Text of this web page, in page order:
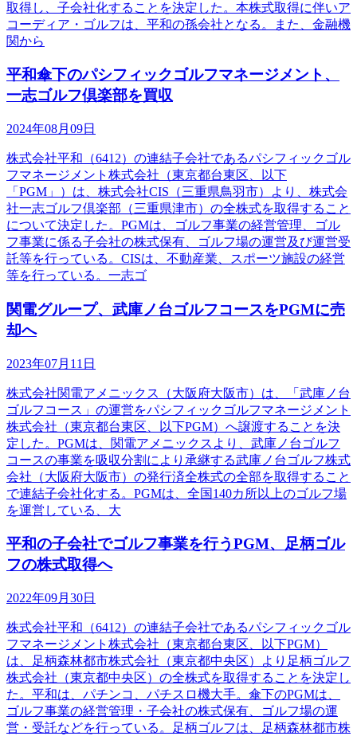
取得し、子会社化することを決定した。本株式取得に伴いア
コーディア・ゴルフは、平和の孫会社となる。また、金融機
関から
平和傘下のパシフィックゴルフマネージメント、
一志ゴルフ倶楽部を買収
2024年08月09日
株式会社平和（6412）の連結子会社であるパシフィックゴル
フマネージメント株式会社（東京都台東区、以下
「PGM」）は、株式会社CIS（三重県鳥羽市）より、株式会
社一志ゴルフ倶楽部（三重県津市）の全株式を取得すること
について決定した。PGMは、ゴルフ事業の経営管理、ゴル
フ事業に係る子会社の株式保有、ゴルフ場の運営及び運営受
託等を行っている。CISは、不動産業、スポーツ施設の経営
等を行っている。一志ゴ
関電グループ、武庫ノ台ゴルフコースをPGMに売
却へ
2023年07月11日
株式会社関電アメニックス（大阪府大阪市）は、「武庫ノ台
ゴルフコース」の運営をパシフィックゴルフマネージメント
株式会社（東京都台東区、以下PGM）へ譲渡することを決
定した。PGMは、関電アメニックスより、武庫ノ台ゴルフ
コースの事業を吸収分割により承継する武庫ノ台ゴルフ株式
会社（大阪府大阪市）の発行済全株式の全部を取得すること
で連結子会社化する。PGMは、全国140カ所以上のゴルフ場
を運営している、大
平和の子会社でゴルフ事業を行うPGM、足柄ゴル
フの株式取得へ
2022年09月30日
株式会社平和（6412）の連結子会社であるパシフィックゴル
フマネージメント株式会社（東京都台東区、以下PGM）
は、足柄森林都市株式会社（東京都中央区）より足柄ゴルフ
株式会社（東京都中央区）の全株式を取得することを決定し
た。平和は、パチンコ、パチスロ機大手。傘下のPGMは、
ゴルフ事業の経営管理・子会社の株式保有、ゴルフ場の運
営・受託などを行っている。足柄ゴルフは、足柄森林都市株